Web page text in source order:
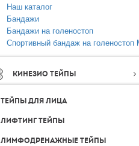
Наш каталог
Бандажи
Бандажи на голеностоп
Спортивный бандаж на
Кинезио тейпы
Тейпы для лица
Лифтинг тейпы
Лимфодренажные тейпы